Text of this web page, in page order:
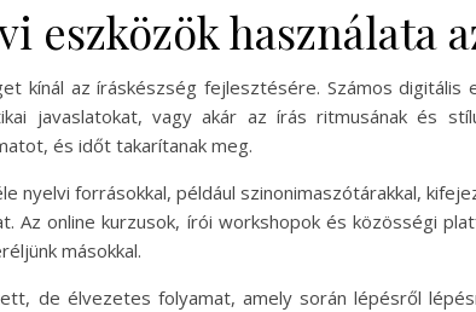
eszközök használata
kínál az íráskészség fejlesztésére. Számos digitális
javaslatokat, vagy akár az írás ritmusának és
és időt takarítanak meg.
nyelvi forrásokkal, például szinonimaszótárakkal,
Az online kurzusok, írói workshopok és közösségi
másokkal.
de élvezetes folyamat, amely során lépésről